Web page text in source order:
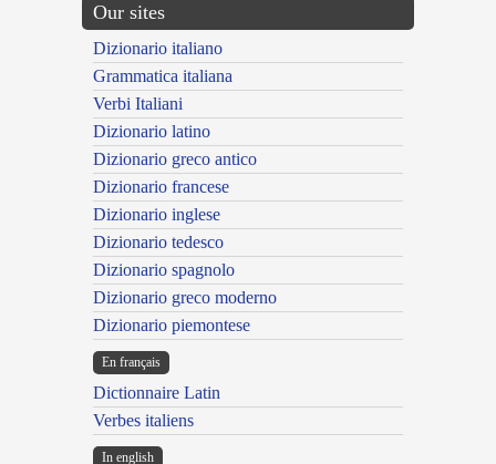
Our sites
Dizionario italiano
Grammatica italiana
Verbi Italiani
Dizionario latino
Dizionario greco antico
Dizionario francese
Dizionario inglese
Dizionario tedesco
Dizionario spagnolo
Dizionario greco moderno
Dizionario piemontese
En français
Dictionnaire Latin
Verbes italiens
In english